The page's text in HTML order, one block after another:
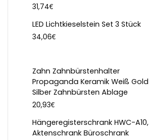
31,74€
LED Lichtkieselstein Set 3 Stück
34,06€
Zahn Zahnbürstenhalter
Propaganda Keramik Weiß Gold
Silber Zahnbürsten Ablage
20,93€
Hängeregisterschrank HWC-A10,
Aktenschrank Büroschrank